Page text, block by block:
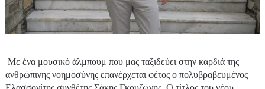
Με ένα μουσικό άλμπουμ που μας ταξιδεύει στην καρδιά της
ανθρώπινης νοημοσύνης επανέρχεται φέτος ο πολυβραβευμένος